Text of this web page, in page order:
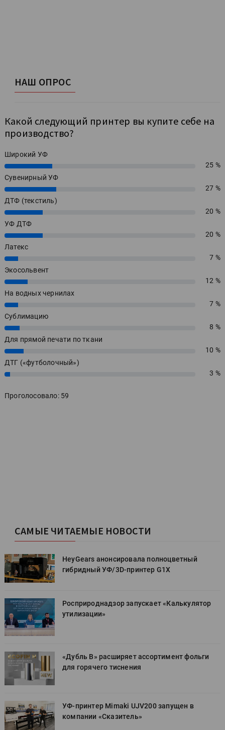
НАШ ОПРОС
Какой следующий принтер вы купите себе на
производство?
Широкий УФ
25%
25 %
Сувенирный УФ
27%
27 %
ДТФ (текстиль)
20%
20 %
УФ ДТФ
20%
20 %
Латекс
7%
7 %
Экосольвент
12%
12 %
На водных чернилах
7%
7 %
Сублимацию
8%
8 %
Для прямой печати по ткани
10%
10 %
ДТГ («футболочный»)
3% 3 %
Проголосовало: 59
САМЫЕ ЧИТАЕМЫЕ НОВОСТИ
HeyGears анонсировала полноцветный
гибридный УФ/3D-принтер G1X
Росприроднадзор запускает «Калькулятор
утилизации»
«Дубль В» расширяет ассортимент фольги
для горячего тиснения
УФ-принтер Mimaki UJV200 запущен в
компании «Сказитель»